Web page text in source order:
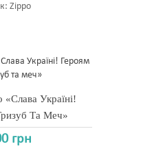
Zippo
«Слава Україні!
Та Меч»
грн